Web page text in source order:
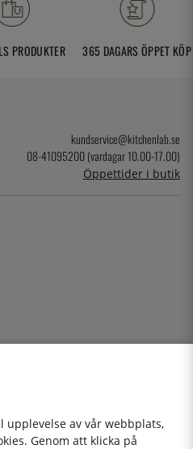
PRODUKTER 365 DAGARS ÖPPET KÖP
kundservice@kitchenlab.se
08-41095200 (vardagar 10.00-17.00)
Öppettider i butik
upplevelse av vår webbplats,
Genom att klicka på